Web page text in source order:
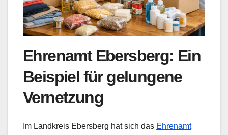
Ehrenamt Ebersberg: Ein
Beispiel für gelungene
Vernetzung
Im Landkreis Ebersberg hat sich das Ehrenamt